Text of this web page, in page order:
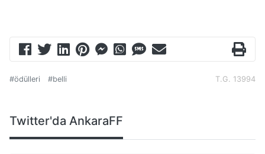
T.G. 13994
#ödülleri #belli
Twitter'da AnkaraFF